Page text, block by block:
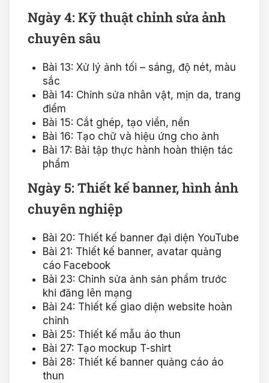
Ngày 4: Kỹ thuật chỉnh sửa ảnh
chuyên sâu
Bài 13: Xử lý ảnh tối – sáng, độ nét, màu
sắc
Bài 14: Chỉnh sửa nhân vật, mịn da, trang
điểm
Bài 15: Cắt ghép, tạo viền, nền
Bài 16: Tạo chữ và hiệu ứng cho ảnh
Bài 17: Bài tập thực hành hoàn thiện tác
phẩm
Ngày 5: Thiết kế banner, hình ảnh
chuyên nghiệp
Bài 20: Thiết kế banner đại diện YouTube
Bài 21: Thiết kế banner, avatar quảng
cáo Facebook
Bài 23: Chỉnh sửa ảnh sản phẩm trước
khi đăng lên mạng
Bài 24: Thiết kế giao diện website hoàn
chỉnh
Bài 25: Thiết kế mẫu áo thun
Bài 27: Tạo mockup T-shirt
Bài 28: Thiết kế banner quảng cáo áo
thun